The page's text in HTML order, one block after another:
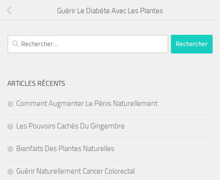
Guérir Le Diabète Avec Les Plantes
Rechercher :
ARTICLES RÉCENTS
Comment Augmenter Le Pénis Naturellement
Les Pouvoirs Cachés Du Gingembre
Bienfaits Des Plantes Naturelles
Guérir Naturellement Cancer Colorectal